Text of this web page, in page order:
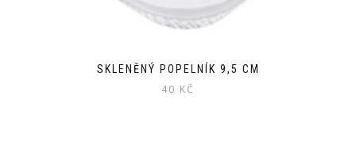
SKLENĚNÝ POPELNÍK 9,5 CM
40 KČ